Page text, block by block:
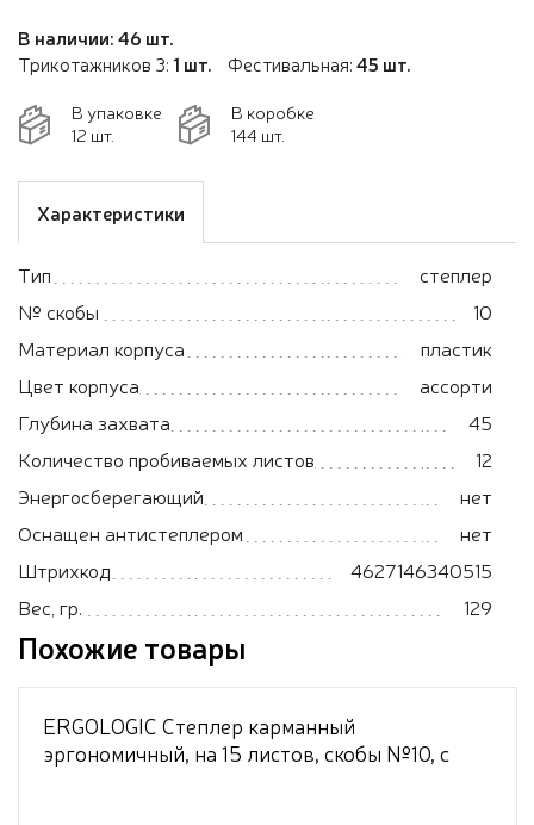
В наличии: 46 шт.
Трикотажников 3: 1 шт. Фестивальная:45 шт.
В упаковке
12 шт.
В коробке
144 шт.
Характеристики
Тип
степлер
№ скобы
10
Материал корпуса
пластик
Цвет корпуса
ассорти
Глубина захвата
45
Количество пробиваемых листов
12
Энергосберегающий
нет
Оснащен антистеплером
нет
Штрихкод
4627146340515
Вес, гр.
129
Похожие товары
ERGOLOGIC Степлер карманный
эргономичный, на 15 листов, скобы №10, с